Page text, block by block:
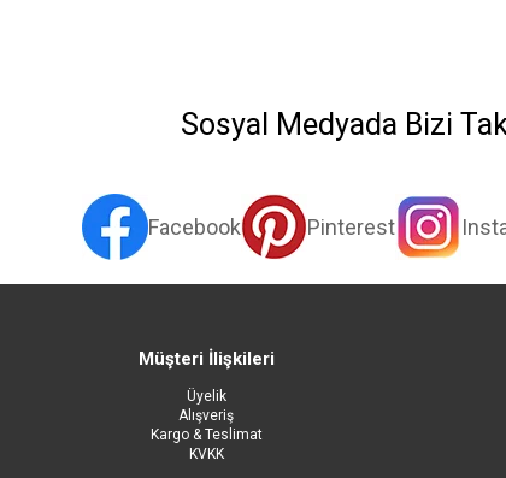
Sosyal Medyada Bizi
Facebook Pinterest
Müşteri İlişkileri
Üyelik
Alışveriş
Kargo & Teslimat
KVKK